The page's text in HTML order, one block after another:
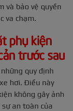
và bảo vệ quyền
va chạm.
phụ kiện
trước sau
quy định
hơi. Điều này
không gây ảnh
an toàn của